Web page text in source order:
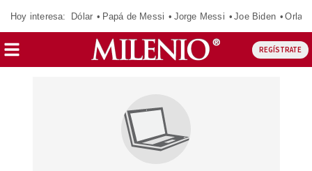
Hoy interesa: Dólar Papá de Messi Jorge Messi Joe Biden
REGÍSTRATE